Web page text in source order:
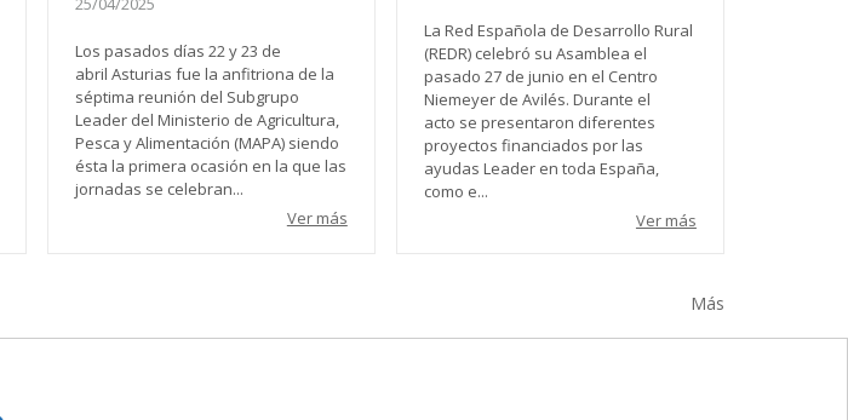
Los pasados días 22 y 23 de
abril Asturias fue la anfitriona de la
séptima reunión del Subgrupo
Leader del Ministerio de Agricultura,
Pesca y Alimentación (MAPA) siendo
ésta la primera ocasión en la que las
jornadas se celebran...
Ver más
La Red Española de Desarrollo Rural
(REDR) celebró su Asamblea el
pasado 27 de junio en el Centro
Niemeyer de Avilés. Durante el
acto se presentaron diferentes
proyectos financiados por las
ayudas Leader en toda España,
como e...
Ver más
Más